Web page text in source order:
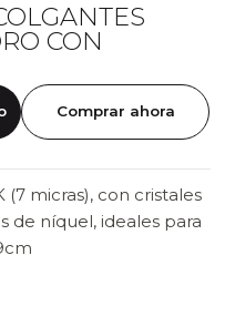
CON
Comprar ahora
micras), con cristales
de níquel, ideales para